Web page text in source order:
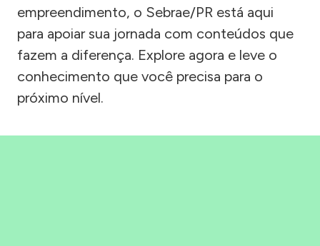
empreendimento, o Sebrae/PR está aqui
para apoiar sua jornada com conteúdos que
fazem a diferença. Explore agora e leve o
conhecimento que você precisa para o
próximo nível.